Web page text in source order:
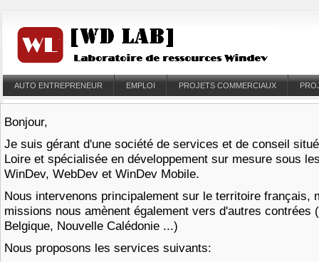
AUTO ENTREPRENEUR EMPLOI PROJETS COMMERCIAUX
Bonjour,
Je suis gérant d'une société de services et de conseil
Loire et spécialisée en développement sur mesure sous
WinDev, WebDev et WinDev Mobile.
Nous intervenons principalement sur le territoire français,
missions nous amènent également vers d'autres contrées
Belgique, Nouvelle Calédonie ...)
Nous proposons les services suivants: